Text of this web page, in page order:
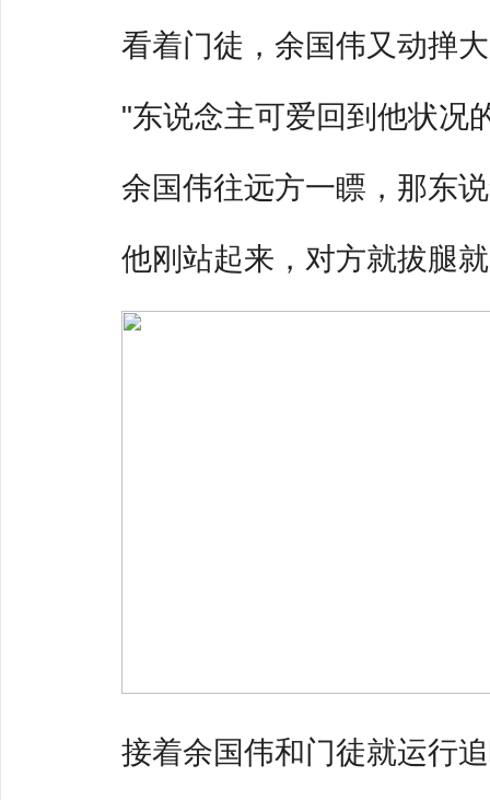
看着门徒，余国伟又动掸
"东说念主可爱回到他状况
余国伟往远方一瞟，那东
他刚站起来，对方就拔腿
接着余国伟和门徒就运行